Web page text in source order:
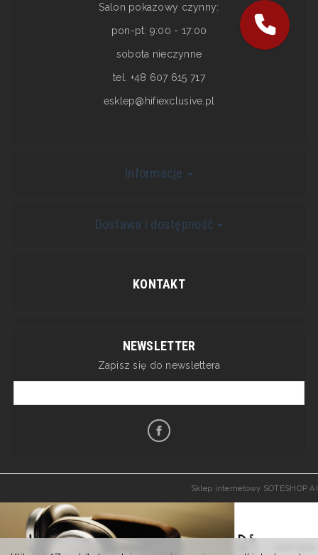
Salon pokazowy czynny:
pon-pt: 9:00 - 17:00
sobota nieczynne
tel. +48 607 615 717
esklep@hifiexclusive.pl
Informacje
Dostawa i dostępność
KONTAKT
NEWSLETTER
Zapisz się do newslettera
Sklep internetowy SOTESHOP AI